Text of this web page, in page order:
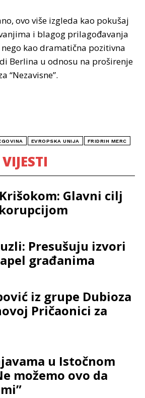
ovo više izgleda kao pokušaj
i blagog prilagođavanja
kao dramatična pozitivna
Berlina u odnosu na proširenje
“Nezavisne”.
EVROPSKA UNIJA FRIDRIH MERC
Glavni cilj
Presušuju izvori
građanima
iz grupe Dubioza
Pričaonici za
u Istočnom
možemo ovo da